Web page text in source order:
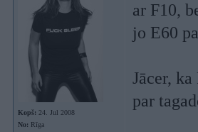
Kopš: 24. Jul 2008
No: Rīga
ar F10,
jo E60
Jācer,
par